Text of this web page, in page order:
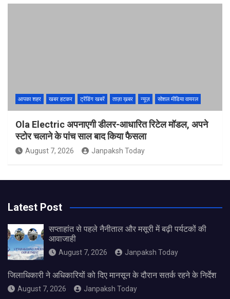
आपका शहर खबर हटकर ट्रेंडिंग खबरें ताज़ा ख़बर न्यूज़ सोशल मीडिया वायरल
Ola Electric अपनाएगी डीलर-आधारित रिटेल मॉडल, अपने
स्टोर चलाने के पांच साल बाद किया फैसला
August 7, 2026 Janpaksh Today
Latest Post
सप्ताहांत से पहले नैनीताल और मसूरी में बढ़ी पर्यटकों की
आवाजाही
August 7, 2026 Janpaksh Today
जिलाधिकारी ने अधिकारियों को दिए मानसून के दौरान सतर्क रहने के निर्देश
August 7, 2026 Janpaksh Today